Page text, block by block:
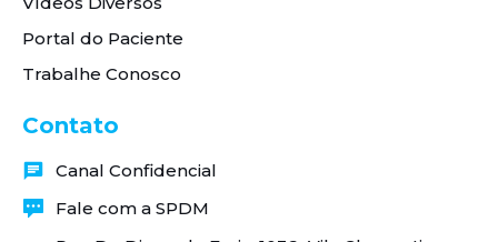
Portal do Paciente
Trabalhe Conosco
Contato
Canal Confidencial
Fale com a SPDM